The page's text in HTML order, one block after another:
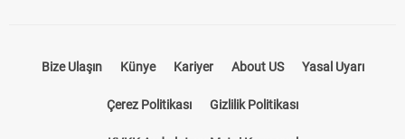
Bize Ulaşın Künye Kariyer About US Yasal Uyarı
Çerez Politikası Gizlilik Politikası